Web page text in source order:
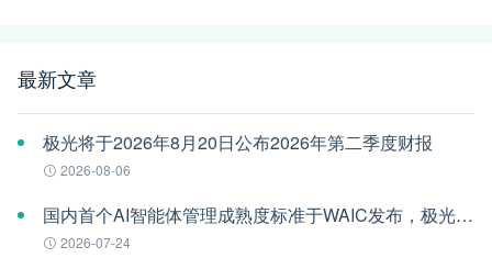
最新文章
极光将于2026年8月20日公布2026年第二季度财报
2026-08-06
国内首个AI智能体管理成熟度标准于WAIC发布，极光参编
2026-07-24